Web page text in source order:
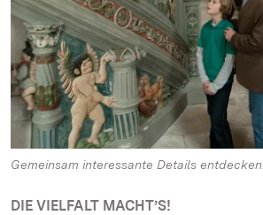
Gemeinsam interessante Details entdecken.
DIE VIELFALT MACHT’S!